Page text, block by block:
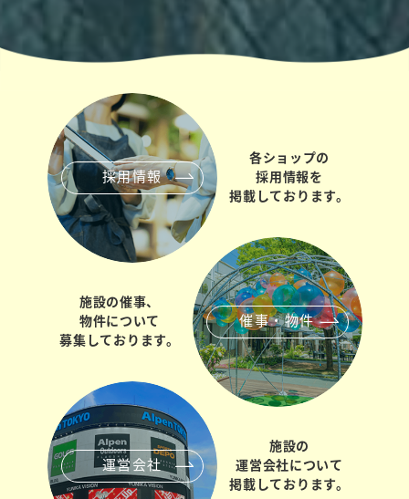
採用情報
各ショップの
採用情報を
掲載しております。
催事・物件
施設の催事、
物件について
募集しております。
運営会社
施設の
運営会社について
掲載しております。